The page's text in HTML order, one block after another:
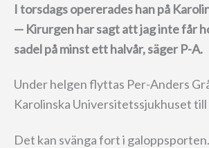
I torsdags opererades han på
— Kirurgen har sagt att jag inte får
sadel på minst ett halvår, säger P-A.
Under helgen flyttas Per-Anders
Karolinska Universitetssjukhuset
Det kan svänga fort i